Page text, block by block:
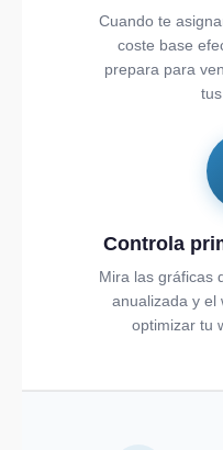
Cuando te
coste base
prepara para
Controla
Mira las gráficas
anualizada y el
optimizar tu